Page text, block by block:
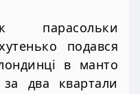
парасольки
подався
в манто
два квартали